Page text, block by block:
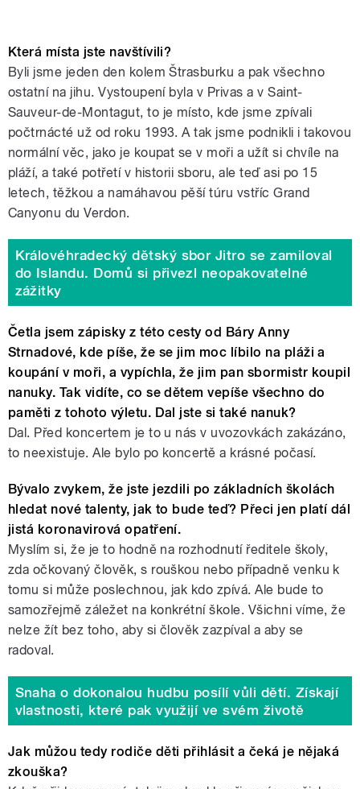
Která místa jste navštívili?
Byli jsme jeden den kolem Štrasburku a pak všechno
ostatní na jihu. Vystoupení byla v Privas a v Saint-
Sauveur-de-Montagut, to je místo, kde jsme zpívali
počtrnácté už od roku 1993. A tak jsme podnikli i takovou
normální věc, jako je koupat se v moři a užít si chvíle na
pláží, a také potřetí v historii sboru, ale teď asi po 15
letech, těžkou a namáhavou pěší túru vstříc Grand
Canyonu du Verdon.
Královéhradecký dětský sbor Jitro se zamiloval
do Islandu. Domů si přivezl neopakovatelné
zážitky
Četla jsem zápisky z této cesty od Báry Anny
Strnadové, kde píše, že se jim moc líbilo na pláži a
koupání v moři, a vypíchla, že jim pan sbormistr koupil
nanuky. Tak vidíte, co se dětem vepíše všechno do
paměti z tohoto výletu. Dal jste si také nanuk?
Dal. Před koncertem je to u nás v uvozovkách zakázáno,
to neexistuje. Ale bylo po koncertě a krásné počasí.
Bývalo zvykem, že jste jezdili po základních školách
hledat nové talenty, jak to bude teď? Přeci jen platí dál
jistá koronavirová opatření.
Myslím si, že je to hodně na rozhodnutí ředitele školy,
zda očkovaný člověk, s rouškou nebo případně venku k
tomu si může poslechnou, jak kdo zpívá. Ale bude to
samozřejmě záležet na konkrétní škole. Všichni víme, že
nelze žít bez toho, aby si člověk zazpíval a aby se
radoval.
Snaha o dokonalou hudbu posílí vůli dětí. Získají
vlastnosti, které pak využijí ve svém životě
Jak můžou tedy rodiče děti přihlásit a čeká je nějaká
zkouška?